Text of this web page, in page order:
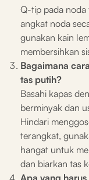
Q-tip pada noda
angkat noda
gunakan kain
membersihkan
Bagaimana
tas putih?
Basahi kapas
berminyak dan
Hindari
terangkat,
hangat untuk
dan biarkan tas